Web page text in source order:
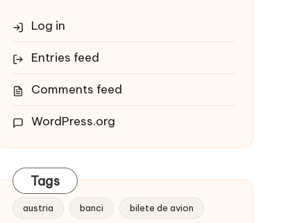
Log in
Entries feed
Comments feed
WordPress.org
Tags
austria banci bilete de avion